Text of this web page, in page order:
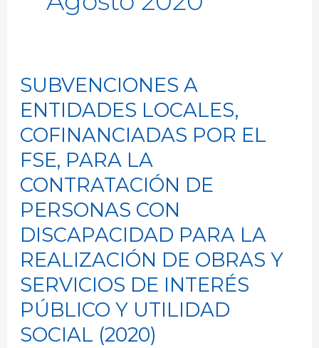
SUBVENCIONES A
ENTIDADES LOCALES,
COFINANCIADAS POR EL
FSE, PARA LA
CONTRATACIÓN DE
PERSONAS CON
DISCAPACIDAD PARA LA
REALIZACIÓN DE OBRAS Y
SERVICIOS DE INTERÉS
PÚBLICO Y UTILIDAD
SOCIAL (2020)
SUBVENCIONES
A
ENTIDADES
LOCALES,
COFINANCIADAS
POR
EL
FSE,
PARA
LA
CONTRATACIÓN
DE
PERSONAS